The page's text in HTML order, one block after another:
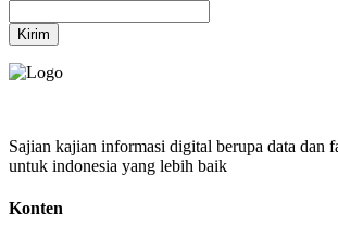
Kirim
Sajian kajian informasi digital berupa data dan
untuk indonesia yang lebih baik
Konten